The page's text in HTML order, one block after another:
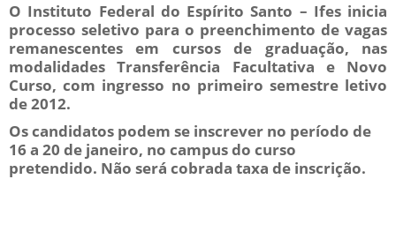
O Instituto Federal do Espírito Santo – Ifes inicia
processo seletivo para o preenchimento de vagas
remanescentes em cursos de graduação, nas
modalidades Transferência Facultativa e Novo
Curso, com ingresso no primeiro semestre letivo
de 2012.
Os candidatos podem se inscrever no período de
16 a 20 de janeiro, no campus do curso
pretendido. Não será cobrada taxa de inscrição.